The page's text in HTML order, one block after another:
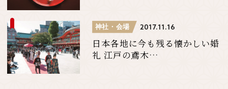
神社・会場 2017.11.16
日本各地に今も残る懐かしい婚
礼 江戸の鳶木…